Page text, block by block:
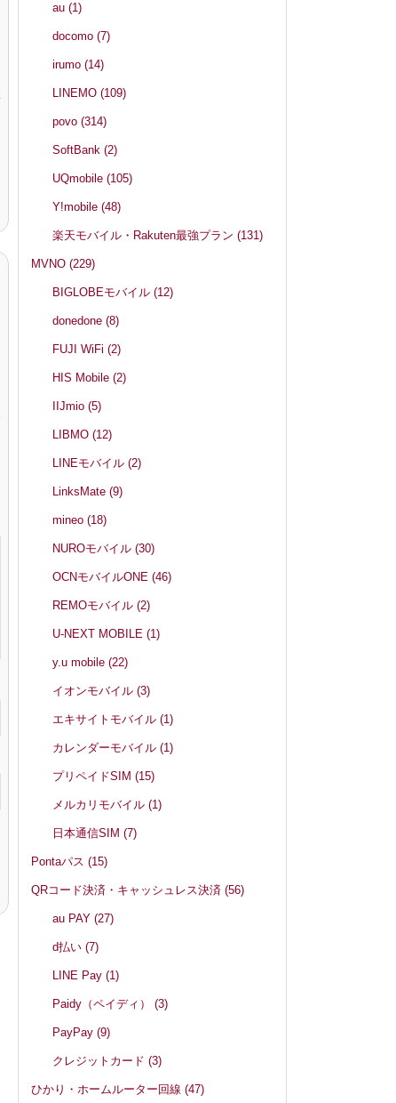
au(1)
docomo(7)
irumo(14)
LINEMO(109)
povo(314)
SoftBank(2)
UQmobile(105)
Y!mobile(48)
楽天モバイル・Rakuten最強プラン(131)
MVNO (229)
BIGLOBEモバイル(12)
donedone(8)
FUJI WiFi(2)
HIS Mobile(2)
IIJmio(5)
LIBMO(12)
LINEモバイル(2)
LinksMate(9)
mineo(18)
NUROモバイル(30)
OCNモバイルONE(46)
REMOモバイル(2)
U-NEXT MOBILE(1)
y.u mobile(22)
イオンモバイル(3)
エキサイトモバイル(1)
カレンダーモバイル(1)
プリペイドSIM(15)
メルカリモバイル(1)
日本通信SIM(7)
Pontaパス (15)
QRコード決済・キャッシュレス決済 (56)
au PAY(27)
d払い(7)
LINE Pay(1)
Paidy（ペイディ）(3)
PayPay(9)
クレジットカード(3)
ひかり・ホームルーター回線 (47)